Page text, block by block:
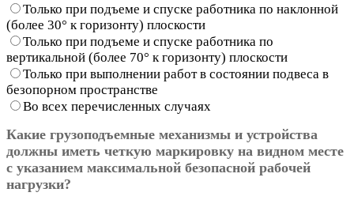
Только при подъеме и спуске работника по наклонной
(более 30° к горизонту) плоскости
Только при подъеме и спуске работника по
вертикальной (более 70° к горизонту) плоскости
Только при выполнении работ в состоянии подвеса в
безопорном пространстве
Во всех перечисленных случаях
Какие грузоподъемные механизмы и устройства
должны иметь четкую маркировку на видном месте
с указанием максимальной безопасной рабочей
нагрузки?